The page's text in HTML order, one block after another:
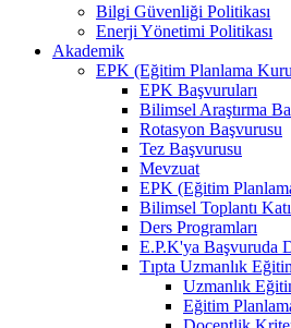
Bilgi Güvenliği Politikası
Enerji Yönetimi Politikası
Akademik
EPK (Eğitim Planlama
EPK Başvuruları
Bilimsel Araştırma
Rotasyon Başvurusu
Tez Başvurusu
Mevzuat
EPK (Eğitim
Bilimsel Toplantı
Ders Programları
E.P.K'ya Başvuruda
Tıpta Uzmanlık
Uzmanlık
Eğitim